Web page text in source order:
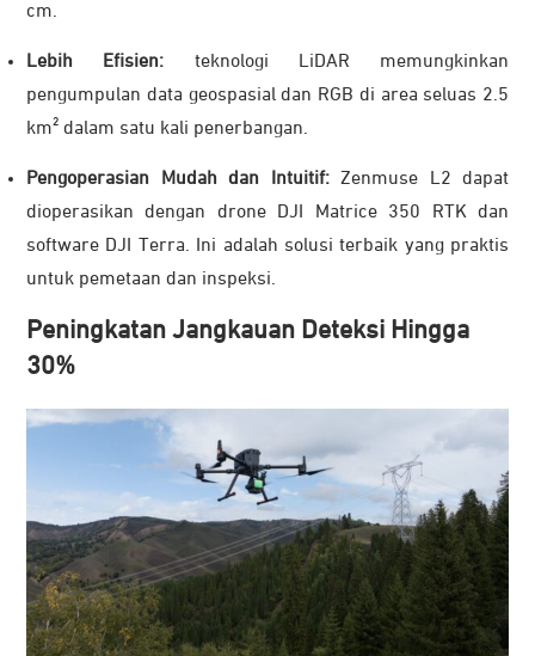
cm.
Lebih Efisien: teknologi LiDAR memungkinkan
pengumpulan data geospasial dan RGB di area seluas 2.5
km² dalam satu kali penerbangan.
Pengoperasian Mudah dan Intuitif: Zenmuse L2 dapat
dioperasikan dengan drone DJI Matrice 350 RTK dan
software DJI Terra. Ini adalah solusi terbaik yang praktis
untuk pemetaan dan inspeksi.
Peningkatan Jangkauan Deteksi Hingga
30%